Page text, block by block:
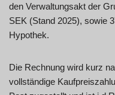
den Verwaltungsakt der
SEK (Stand 2025), sowie
Hypothek.
Die Rechnung wird kurz
vollständige